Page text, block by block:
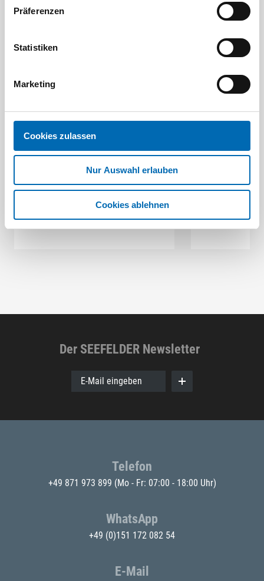
Präferenzen
Statistiken
Marketing
Cookies zulassen
Nur Auswahl erlauben
Cookies ablehnen
FORUM
TOPFBÜRSTE GEZOPFT 65 X 0,5 MM
M 14
Der SEEFELDER Newsletter
E-Mail eingeben
Telefon
+49 871 973 899 (Mo - Fr: 07:00 - 18:00 Uhr)
WhatsApp
+49 (0)151 172 082 54
E-Mail